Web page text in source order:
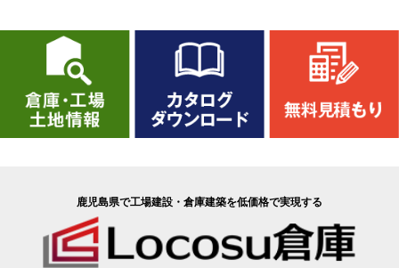
鹿児島県で工場建設・倉庫建築を低価格で実現する